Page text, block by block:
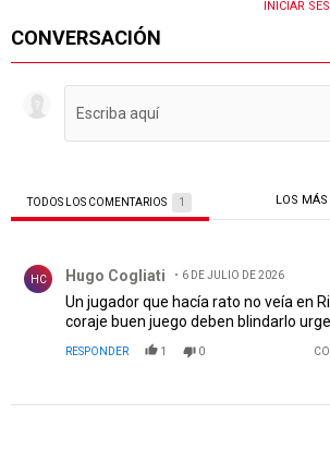
CONVERSACIÓN
INICIAR
TODOS LOS COMENTARIOS 1 LOS MÁS
HC Hugo Cogliati 6 DE JULIO DE 2026
Un jugador que hacía rato no veía en
coraje buen juego deben blindarlo
RESPONDER 1 0